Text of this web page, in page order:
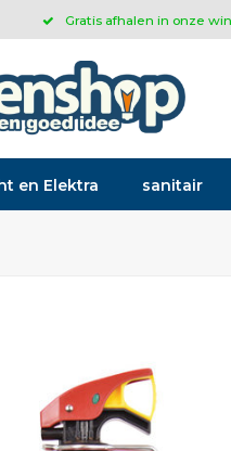
Gratis afhalen in onze
en Elektra sanitair